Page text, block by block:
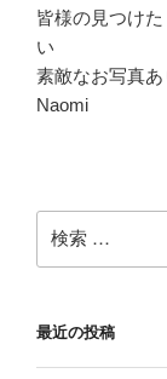
皆様の見つけ
い
素敵なお写
Naomi
索:
最近の投稿